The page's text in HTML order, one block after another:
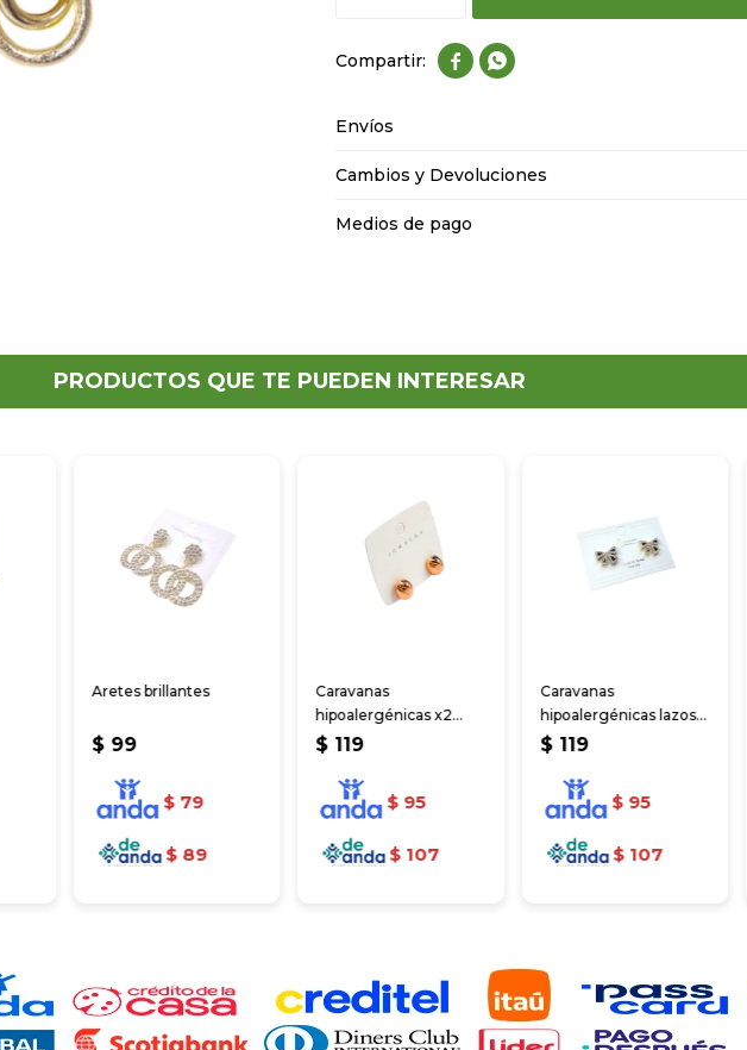
 
Envíos
Cambios y Devoluciones
Medios de pago
PRODUCTOS QUE TE PUEDEN INTERESAR
Aretes brillantes
$ 99
$ 79
$ 89
Caravanas
hipoalergénicas x2
unidades
$ 119
$ 95
$ 107
Caravanas
hipoalergénicas lazos
brillantes
$ 119
$ 95
$ 107